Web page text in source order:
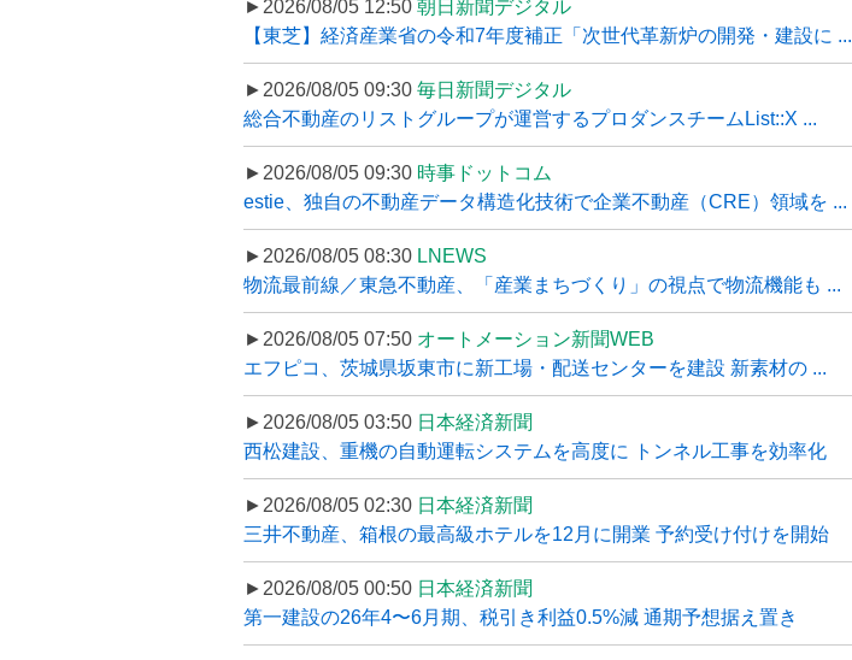
►2026/08/05 12:50 朝日新聞デジタル
【東芝】経済産業省の令和7年度補正「次世代革新炉の開発・建設に ...
►2026/08/05 09:30 毎日新聞デジタル
総合不動産のリストグループが運営するプロダンスチームList::X ...
►2026/08/05 09:30 時事ドットコム
estie、独自の不動産データ構造化技術で企業不動産（CRE）領域を ...
►2026/08/05 08:30 LNEWS
物流最前線／東急不動産、「産業まちづくり」の視点で物流機能も ...
►2026/08/05 07:50 オートメーション新聞WEB
エフピコ、茨城県坂東市に新工場・配送センターを建設 新素材の ...
►2026/08/05 03:50 日本経済新聞
西松建設、重機の自動運転システムを高度に トンネル工事を効率化
►2026/08/05 02:30 日本経済新聞
三井不動産、箱根の最高級ホテルを12月に開業 予約受け付けを開始
►2026/08/05 00:50 日本経済新聞
第一建設の26年4〜6月期、税引き利益0.5%減 通期予想据え置き